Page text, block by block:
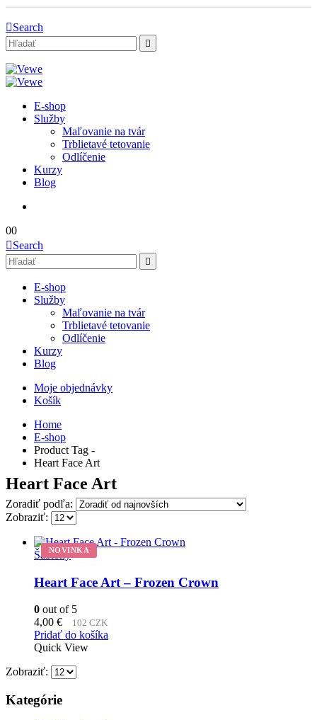
Search
E-shop
Služby
Maľovanie na tvár
Trblietavé tetovanie
Odlíčenie
Kurzy
Blog
00
Search
E-shop
Služby
Maľovanie na tvár
Trblietavé tetovanie
Odlíčenie
Kurzy
Blog
Moje objednávky
Košík
Home
E-shop
Product Tag -
Heart Face Art
Heart Face Art
Zoradiť podľa:
Zobraziť:
NOVINKA
Šablóny
Heart Face Art – Frozen Crown
0 out of 5
4,00 € 102 CZK
Pridať do košíka
Quick View
Zobraziť:
Kategórie